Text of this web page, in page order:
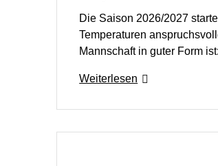
Die Saison 2026/2027
Temperaturen
Mannschaft in guter Form
Weiterlesen